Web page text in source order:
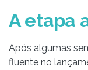
A etapa
Após algumas
fluente no